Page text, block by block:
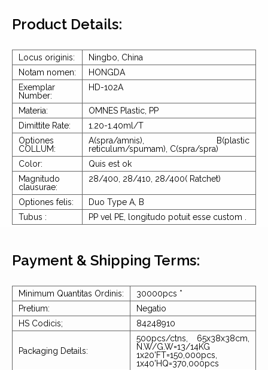
Product Details:
Locus originis:
Ningbo, China
Notam nomen:
HONGDA
Exemplar
Number:
HD-102A
Materia:
OMNES Plastic, PP
Dimittite Rate:
1.20-1.40ml/T
Optiones
COLLUM:
A(spra/amnis), B(plastic
reticulum/spumam), C(spra/spra)
Color:
Quis est ok
Magnitudo
clausurae:
28/400, 28/410, 28/400( Ratchet)
Optiones felis:
Duo Type A, B
Tubus :
PP vel PE, longitudo potuit esse custom .
Payment & Shipping Terms:
Minimum Quantitas Ordinis:
30000pcs *
Pretium:
Negatio
HS Codicis;
84248910
Packaging Details:
500pcs/ctns, 65x38x38cm,
N.W/G.W=13/14KG
1x20'FT=150,000pcs,
1x40'HQ=370,000pcs